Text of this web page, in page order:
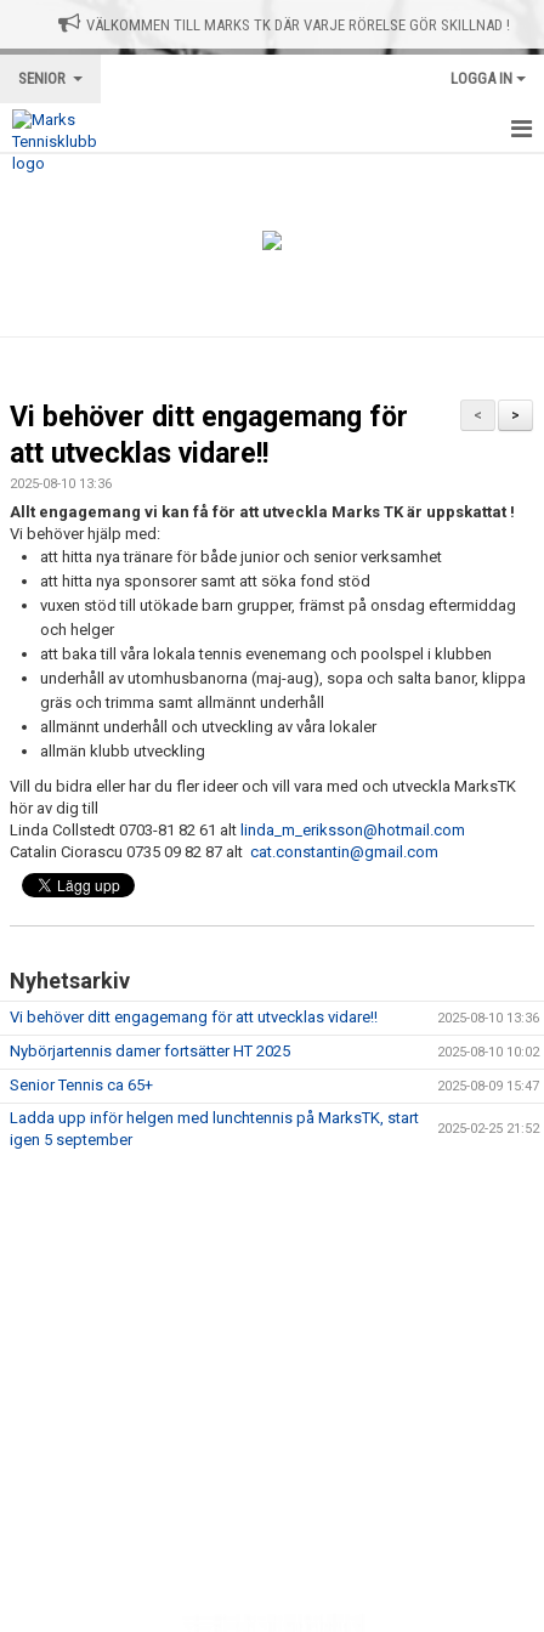
VÄLKOMMEN TILL MARKS TK DÄR VARJE RÖRELSE GÖR SKILLNAD !
SENIOR LOGGA IN
HEM
>
<
Vi behöver ditt engagemang för
att utvecklas vidare!!
2025-08-10 13:36
Allt engagemang vi kan få för att utveckla Marks TK är uppskattat !
Vi behöver hjälp med:
att hitta nya tränare för både junior och senior verksamhet
att hitta nya sponsorer samt att söka fond stöd
vuxen stöd till utökade barn grupper, främst på onsdag eftermiddag
och helger
att baka till våra lokala tennis evenemang och poolspel i klubben
underhåll av utomhusbanorna (maj-aug), sopa och salta banor, klippa
gräs och trimma samt allmännt underhåll
allmännt underhåll och utveckling av våra lokaler
allmän klubb utveckling
Vill du bidra eller har du fler ideer och vill vara med och utveckla MarksTK
hör av dig till
Linda Collstedt 0703-81 82 61 alt linda_m_eriksson@hotmail.com
Catalin Ciorascu 0735 09 82 87 alt cat.constantin@gmail.com
Nyhetsarkiv
Vi behöver ditt engagemang för att utvecklas vidare!! 2025-08-10 13:36
Nybörjartennis damer fortsätter HT 2025 2025-08-10 10:02
Senior Tennis ca 65+ 2025-08-09 15:47
Ladda upp inför helgen med lunchtennis på MarksTK, start
igen 5 september
2025-02-25 21:52